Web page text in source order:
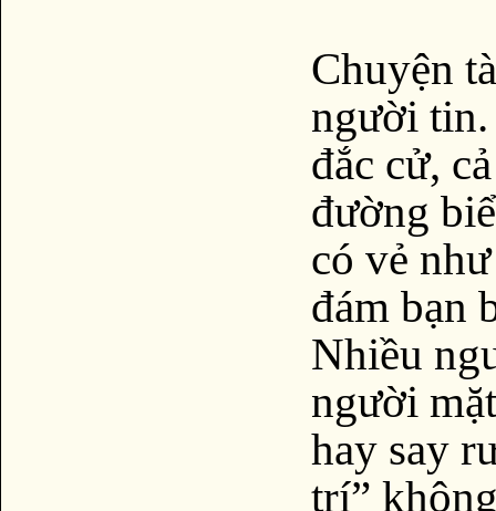
Chuyện
người
đắc cử,
đường
có vẻ
đám bạn
Nhiều
người
hay say
trí”